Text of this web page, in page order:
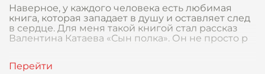
Наверное, у каждого человека есть любимая
книга, которая западает в душу и оставляет след
в сердце. Для меня такой книгой стал рассказ
Валентина Катаева «Сын полка». Он не просто р